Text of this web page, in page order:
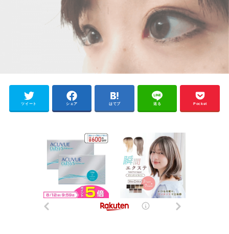
ツイート シェア はてブ 送る Pocket